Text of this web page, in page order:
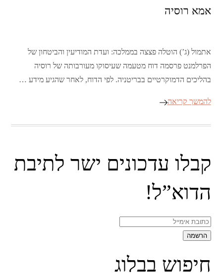
אמא רוסיה
אתמול (ג’) הוטלה פצצה בממלכה: ועדת המודיעין והביטחון של
הפרלמנט פרסמה דוח מטעמה שעיסוקו מעורבותה של רוסיה
בהליכים הדמוקרטיים בבריטניה. לפי הדוח, לאחר שהגיע מידע …
להמשך קריאה
קבלו עדכונים ישר לתיבת
הדוא”ל!
חיפוש בבלוג